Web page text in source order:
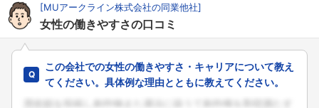
[MUアークライン株式会社の同業他社]
女性の働きやすさの口コミ
この会社での女性の働きやすさ・キャリアについて教え
てください。具体例な理由とともに教えてください。